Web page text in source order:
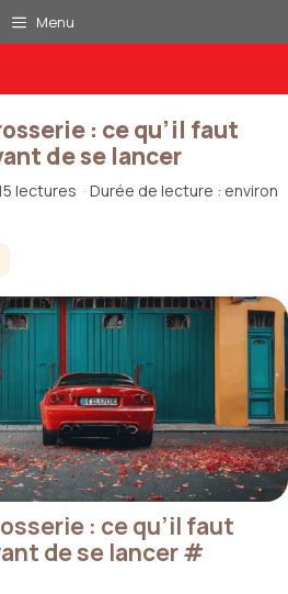
Menu
: ce qu’il faut
de se lancer
lectures · Durée de lecture : environ
: ce qu’il faut
de se lancer#